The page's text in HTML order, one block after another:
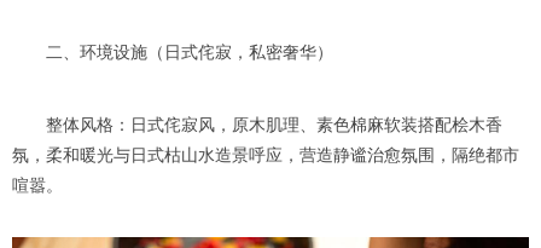
二、环境设施（日式侘寂，私密奢华）
整体风格：日式侘寂风，原木肌理、素色棉麻软装搭配桧木香
氛，柔和暖光与日式枯山水造景呼应，营造静谧治愈氛围，隔绝都市
喧嚣。